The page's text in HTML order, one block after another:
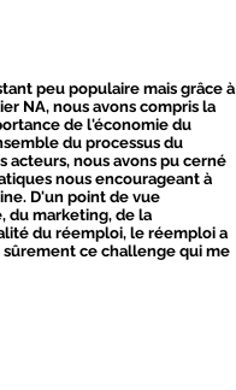
peu populaire mais grâce à
NA, nous avons compris la
de l'économie du
du processus du
acteurs, nous avons pu cerné
nous encourageant à
D'un point de vue
du marketing, de la
du réemploi, le réemploi a
ce challenge qui me